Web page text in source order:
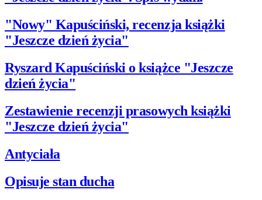
"Nowy" Kapuściński, recenzja książki
"Jeszcze dzień życia"
Ryszard Kapuściński o książce "Jeszcze
dzień życia"
Zestawienie recenzji prasowych książki
"Jeszcze dzień życia"
Antyciała
Opisuje stan ducha